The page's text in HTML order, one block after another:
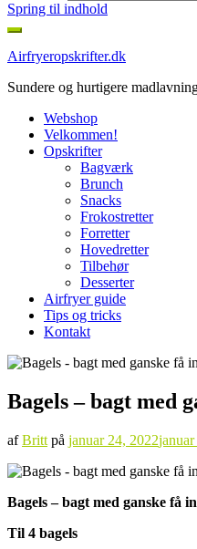
Spring til indhold
Airfryeropskrifter.dk
Sundere og hurtigere
Webshop
Velkommen!
Opskrifter
Bagværk
Brunch
Snacks
Frokostretter
Forretter
Hovedretter
Tilbehør
Desserter
Airfryer guide
Tips og tricks
Kontakt
Bagels – bagt med
afBritt på januar 24, 2022
Bagels – bagt med ganske få
Til 4 bagels